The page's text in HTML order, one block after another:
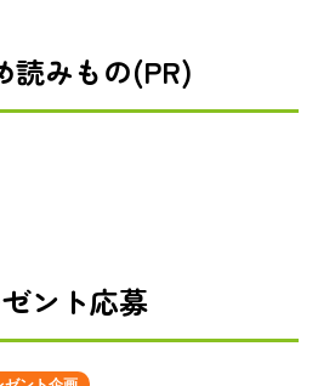
読みもの(PR)
ント応募